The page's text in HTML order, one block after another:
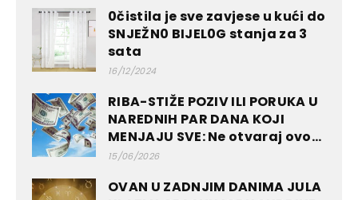
0čistila je sve zavjese u kući do
SNJEŽN0 BIJEL0G stanja za 3
sata
16/12/2024
RIBA-STIŽE POZIV ILI PORUKA U
NAREDNIH PAR DANA KOJI
MENJAJU SVE: Ne otvaraj ovo...
15/06/2026
OVAN U ZADNJIM DANIMA JULA